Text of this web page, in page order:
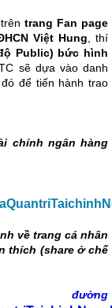
trang Fan page
Việt Hung , thí
Public) bức hình
sẽ dựa vào danh
để tiến hành trao
chính ngân hàng
về trang cá nhân
thích (share ở chế